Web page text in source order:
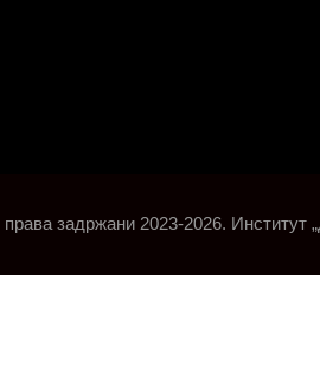
задржани 2023-2026. Институт